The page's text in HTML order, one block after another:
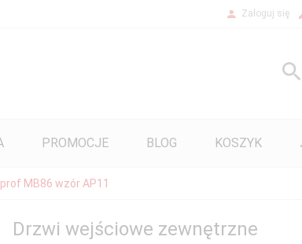
Zaloguj się
PROMOCJE BLOG KOSZYK
MB86 wzór AP11
Drzwi wejściowe zewnętrzne